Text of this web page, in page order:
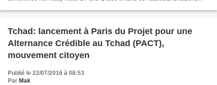
Tchad: lancement à Paris du Projet pour une
Alternance Crédible au Tchad (PACT),
mouvement citoyen
Publié le 22/07/2016 à 08:53
Par Mak